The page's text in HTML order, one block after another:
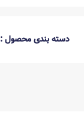
دسته بندی محصول :